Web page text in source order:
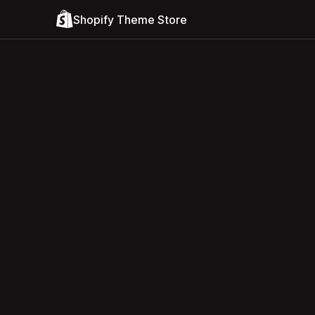
Shopify Theme Store